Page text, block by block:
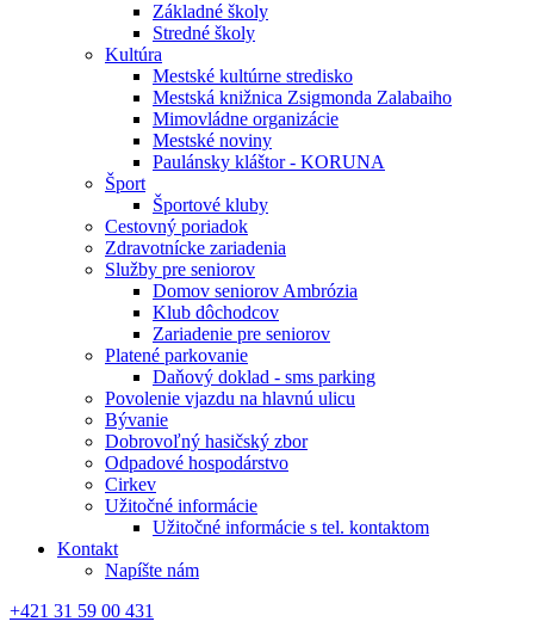
Základné školy
Stredné školy
Kultúra
Mestské kultúrne stredisko
Mestská knižnica Zsigmonda Zalabaiho
Mimovládne organizácie
Mestské noviny
Paulánsky kláštor - KORUNA
Šport
Športové kluby
Cestovný poriadok
Zdravotnícke zariadenia
Služby pre seniorov
Domov seniorov Ambrózia
Klub dôchodcov
Zariadenie pre seniorov
Platené parkovanie
Daňový doklad - sms parking
Povolenie vjazdu na hlavnú ulicu
Bývanie
Dobrovoľný hasičský zbor
Odpadové hospodárstvo
Cirkev
Užitočné informácie
Užitočné informácie s tel. kontaktom
Kontakt
Napíšte nám
+421 31 59 00 431